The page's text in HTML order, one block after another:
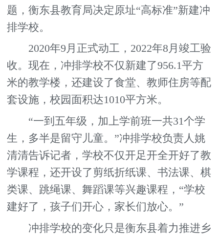
题，衡东县教育局决定原址“高标准”新建冲
排学校。
2020年9月正式动工，2022年8月竣工验
收。现在，冲排学校不仅新建了956.1平方
米的教学楼，还建设了食堂、教师住房等配
套设施，校园面积达1010平方米。
“一到五年级，加上学前班一共31个学
生，多半是留守儿童。”冲排学校负责人姚
清清告诉记者，学校不仅开足开全开好了教
学课程，还开设了剪纸折纸课、书法课、棋
类课、跳绳课、舞蹈课等兴趣课程，“学校
建好了，孩子们开心，家长们放心。”
冲排学校的变化只是衡东县着力推进乡